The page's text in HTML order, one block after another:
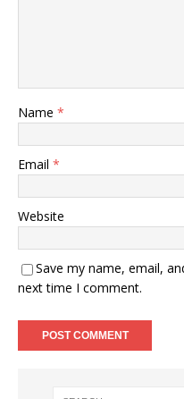
Name *
Email *
Website
Save my name, email,
next time I comment.